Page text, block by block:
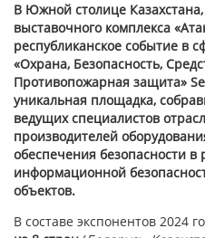
В Южной столице
выставочного комплекса
республиканское событие в
«Охрана, Безопасность,
Противопожарная защита»
уникальная площадка,
ведущих специалистов
производителей
обеспечения безопасности в
информационной
объектов.
В составе экспонентов 2024